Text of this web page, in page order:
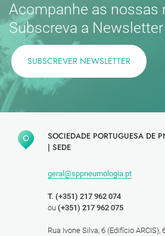
Acompanhe as nossas
Subscreva a Newsletter
SUBSCREVER NEWSLETTER
SOCIEDADE PORTUGUESA DE
| SEDE
geral@sppneumologia.pt
T. (+351) 217 962 074
ou (+351) 217 962 075
Rua Ivone Silva, 6 (Edifício ARCIS),